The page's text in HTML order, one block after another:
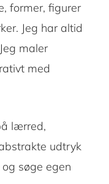
former, figurer
Jeg har altid
maler
med
lærred,
udtryk
søge egen